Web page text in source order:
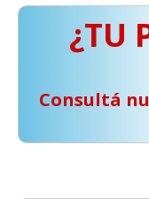
¿TU
Consultá